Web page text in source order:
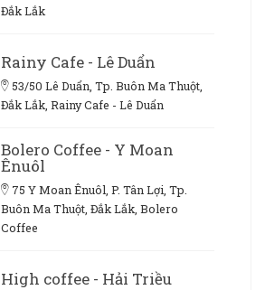
Đắk Lắk
Rainy Cafe - Lê Duẩn
53/50 Lê Duẩn, Tp. Buôn Ma Thuột,
Đắk Lắk, Rainy Cafe - Lê Duẩn
Bolero Coffee - Y Moan
Ênuôl
75 Y Moan Ênuôl, P. Tân Lợi, Tp.
Buôn Ma Thuột, Đắk Lắk, Bolero
Coffee
High coffee - Hải Triều